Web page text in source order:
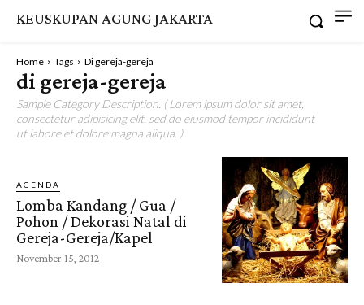
KEUSKUPAN AGUNG JAKARTA
Home Tags Di gereja-gereja
di gereja-gereja
Sample Category Description. ( Lorem ipsum dolor sit amet,
consectetur adipisicing elit, sed do eiusmod tempor incididunt
ut labore et dolore magna aliqua. )
AGENDA
Lomba Kandang / Gua /
Pohon / Dekorasi Natal di
Gereja-Gereja/Kapel
November 15, 2012